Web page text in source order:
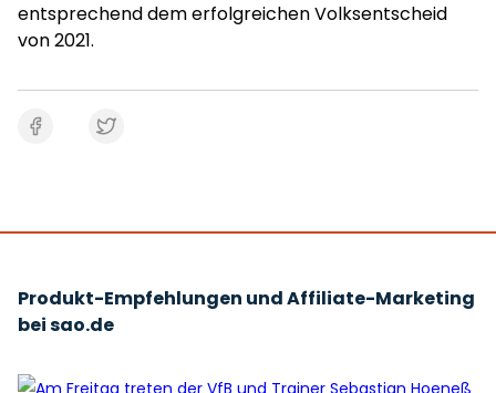
entsprechend dem erfolgreichen Volksentscheid
von 2021.
Produkt-Empfehlungen und Affiliate-Marketing
bei sao.de